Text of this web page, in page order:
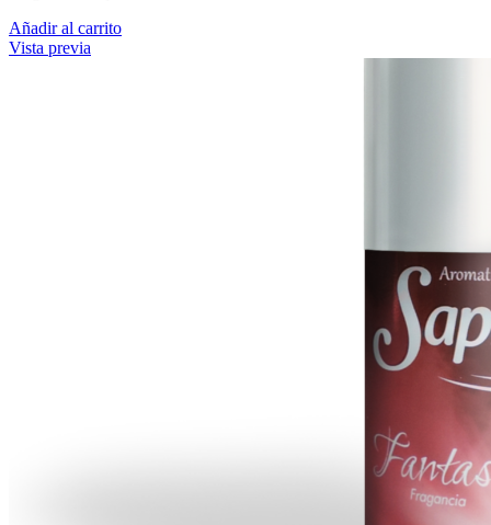
Añadir al carrito
Vista previa